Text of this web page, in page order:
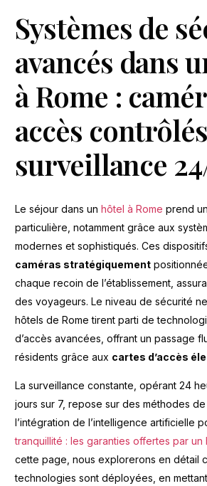
Systèmes de
avancés dans
à Rome :
accès
surveillance
Le séjour dans unhôtel à Rome prend
particulière, notamment grâce aux
modernes et sophistiqués. Ces
caméras stratégiquement
chaque recoin de l’établissement,
des voyageurs. Le niveau de sécurité
hôtels de Rome tirent parti de
d’accès avancées, offrant un passage
résidents grâce aux cartes d’accès
La surveillance constante, opérant 24
jours sur 7, repose sur des méthodes
l’intégration de l’intelligence artificielle
tranquillité : les garanties offertes par un
cette page, nous explorerons en détail
technologies sont déployées, en